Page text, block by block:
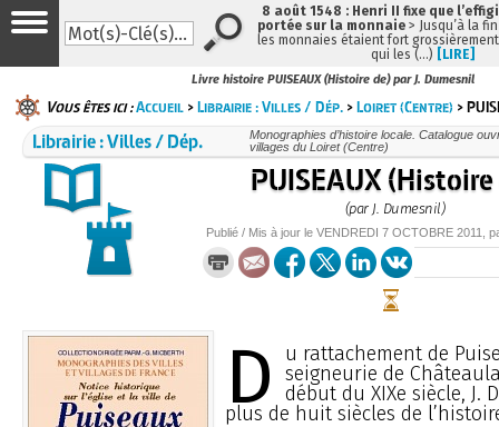
Livre histoire PUISEAUX (Histoire de) par J. Dumesnil
Vous êtes ici :Accueil >Librairie : Villes / Dép. >Loiret (Centre) >
Librairie : Villes / Dép.
Monographies d’histoire locale. Catalogue
villages du Loiret (Centre)
PUISEAUX
(par J. Dumesnil)
Publié / Mis à jour leVENDREDI 7 OCTOBRE 2011 ,
D
u rattachement de
seigneurie de
début du XIXe siècle, J.
plus de huit siècles de
8 août 1548 : Henri II fixe que
portée sur la monnaie > Jusqu’à la
les monnaies étaient fort
qui les (…) [LIRE]